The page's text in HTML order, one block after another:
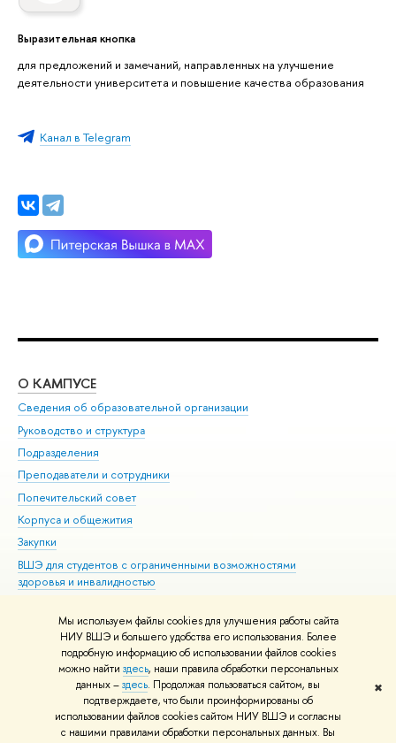
Мы используем файлы cookies для улучшения работы сайта
НИУ ВШЭ и большего удобства его использования. Более
подробную информацию об использовании файлов cookies
можно найти здесь, наши правила обработки персональных
данных –здесь. Продолжая пользоваться сайтом, вы
подтверждаете, что были проинформированы об
использовании файлов cookies сайтом НИУ ВШЭ и согласны
с нашими правилами обработки персональных данных. Вы
✖
Выразительная кнопка
для предложений и замечаний, направленных на улучшение
деятельности университета и повышение качества образования
Канал в Telegram
О КАМПУСЕ
Сведения об образовательной организации
Руководство и структура
Подразделения
Преподаватели и сотрудники
Попечительский совет
Корпуса и общежития
Закупки
ВШЭ для студентов с ограниченными возможностями
здоровья и инвалидностью
Единая платежная страница
© НИУ ВШЭ 1993–2026 Адреса и контакты Условия использования
материалов Политика конфиденциальности Карта сайта